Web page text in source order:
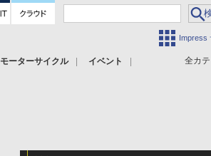
Impress
全カテ
モーターサイクル
イベント